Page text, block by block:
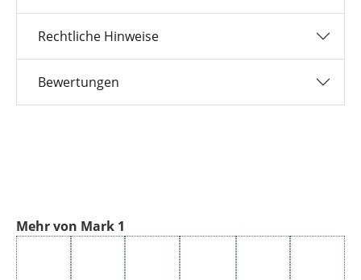
Rechtliche Hinweise
Bewertungen
Produktgalerie überspringen
Mehr von Mark 1